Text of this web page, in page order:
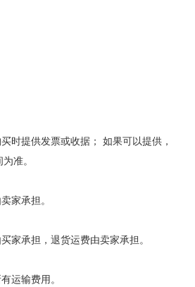
时提供发票或收据；
如果可以提供，
准。
家承担。
家承担，退货运费由卖家承担。
运输费用。